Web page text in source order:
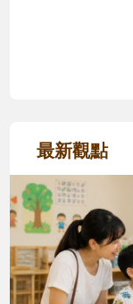
最新觀點